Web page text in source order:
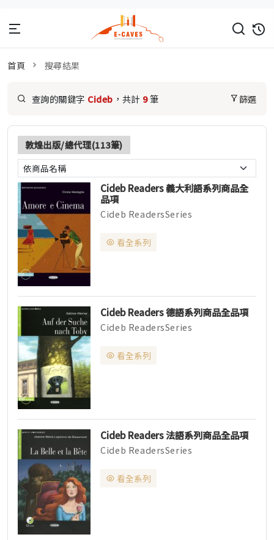
首頁 搜尋結果
查詢的關鍵字 Cideb ，共計 9筆 篩選
敦煌出版/總代理(113筆)
Cideb Readers 義大利語系列商品全
品項
Cideb ReadersSeries
言... 看全系列
Cideb Readers 德語系列商品全品項
Cideb ReadersSeries
言... 看全系列
Cideb Readers 法語系列商品全品項
Cideb ReadersSeries
言... 看全系列